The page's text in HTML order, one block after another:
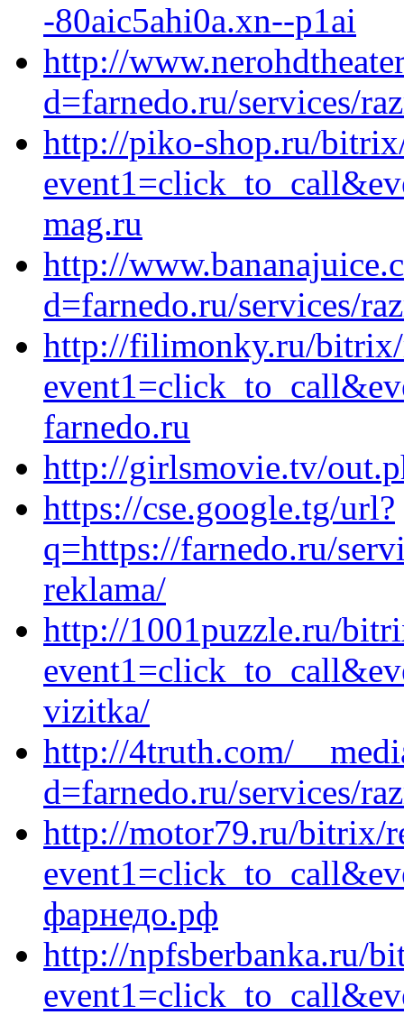
-80aic5ahi0a.xn--p1ai
http://
d=farnedo.ru/services/
http://piko-shop.ru/
mag.ru
http://
d=farnedo.ru/services/
http://filimonky.ru/bitrix/
farnedo.ru
http://girlsmovie.tv/
https://cse.google.tg/url?
q=https://farnedo.ru/
reklama/
http://1001puzzle.ru/
vizitka/
http://4truth.com/
d=farnedo.ru/services/
http://motor79.ru/bitrix/
фарнедо.рф
http://npfsberbanka.ru/